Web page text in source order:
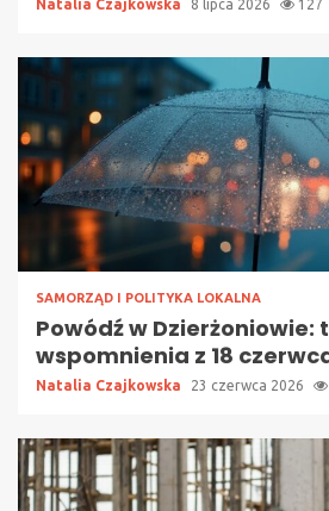
Natalia Czajkowska 8 lipca 2026 127
SAMORZĄD I POLITYKA LOKALNA
Powódź w Dzierżoniowie:
wspomnienia z 18
Natalia Czajkowska 23 czerwca 2026